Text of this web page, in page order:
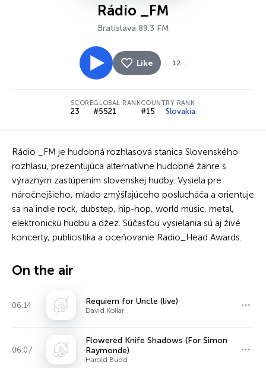
Rádio _FM
Bratislava 89.3 FM
Like 12
SCORE
23
GLOBAL RANK
#5521
COUNTRY RANK
#15 Slovakia
Rádio _FM je hudobná rozhlasová stanica Slovenského
rozhlasu, prezentujúca alternatívne hudobné žánre s
výrazným zastúpením slovenskej hudby. Vysiela pre
náročnejšieho, mlado zmýšľajúceho poslucháča a orientuje
sa na indie rock, dubstep, hip-hop, world music, metal,
elektronickú hudbu a džez. Súčasťou vysielania sú aj živé
koncerty, publicistika a oceňovanie Radio_Head Awards.
On the air
06:14 Requiem for Uncle (live)
David Kollar
06:07
Flowered Knife Shadows (For Simon
Raymonde)
Harold Budd